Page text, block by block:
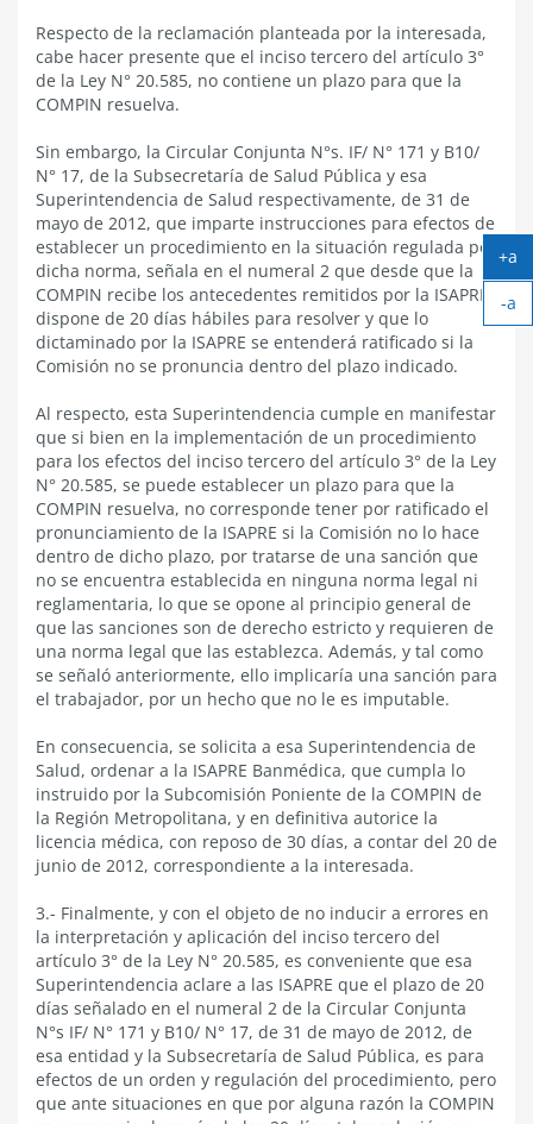
Respecto de la reclamación planteada por la interesada,
cabe hacer presente que el inciso tercero del artículo 3°
de la Ley N° 20.585, no contiene un plazo para que la
COMPIN resuelva.
Sin embargo, la Circular Conjunta N°s. IF/ N° 171 y B10/
N° 17, de la Subsecretaría de Salud Pública y esa
Superintendencia de Salud respectivamente, de 31 de
mayo de 2012, que imparte instrucciones para efectos de
establecer un procedimiento en la situación regulada por
dicha norma, señala en el numeral 2 que desde que la
COMPIN recibe los antecedentes remitidos por la ISAPRE,
dispone de 20 días hábiles para resolver y que lo
dictaminado por la ISAPRE se entenderá ratificado si la
Comisión no se pronuncia dentro del plazo indicado.
Al respecto, esta Superintendencia cumple en manifestar
que si bien en la implementación de un procedimiento
para los efectos del inciso tercero del artículo 3° de la Ley
N° 20.585, se puede establecer un plazo para que la
COMPIN resuelva, no corresponde tener por ratificado el
pronunciamiento de la ISAPRE si la Comisión no lo hace
dentro de dicho plazo, por tratarse de una sanción que
no se encuentra establecida en ninguna norma legal ni
reglamentaria, lo que se opone al principio general de
que las sanciones son de derecho estricto y requieren de
una norma legal que las establezca. Además, y tal como
se señaló anteriormente, ello implicaría una sanción para
el trabajador, por un hecho que no le es imputable.
En consecuencia, se solicita a esa Superintendencia de
Salud, ordenar a la ISAPRE Banmédica, que cumpla lo
instruido por la Subcomisión Poniente de la COMPIN de
la Región Metropolitana, y en definitiva autorice la
licencia médica, con reposo de 30 días, a contar del 20 de
junio de 2012, correspondiente a la interesada.
3.- Finalmente, y con el objeto de no inducir a errores en
la interpretación y aplicación del inciso tercero del
artículo 3° de la Ley N° 20.585, es conveniente que esa
Superintendencia aclare a las ISAPRE que el plazo de 20
días señalado en el numeral 2 de la Circular Conjunta
N°s IF/ N° 171 y B10/ N° 17, de 31 de mayo de 2012, de
esa entidad y la Subsecretaría de Salud Pública, es para
efectos de un orden y regulación del procedimiento, pero
que ante situaciones en que por alguna razón la COMPIN
+a
-a